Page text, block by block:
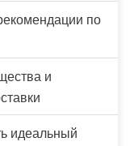
по
и
идеальный